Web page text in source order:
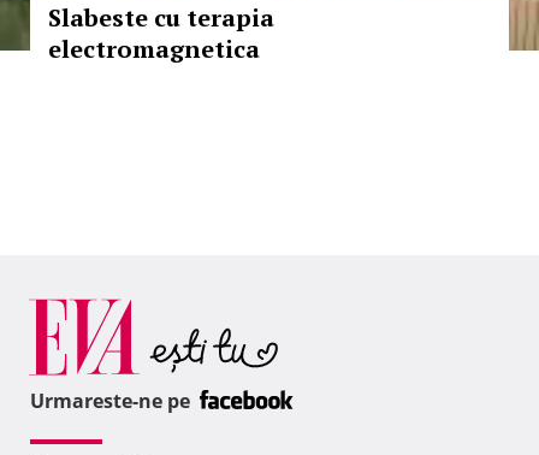
Slabeste cu terapia
electromagnetica
Urmareste-ne pe